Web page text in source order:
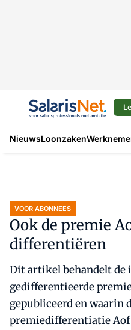
NieuwsLoonzaken
VOOR ABONNEES
Ook de premie
differentiëren
Dit artikel behandelt de
gedifferentieerde
gepubliceerd en waarin
premiedifferentiatie Aof